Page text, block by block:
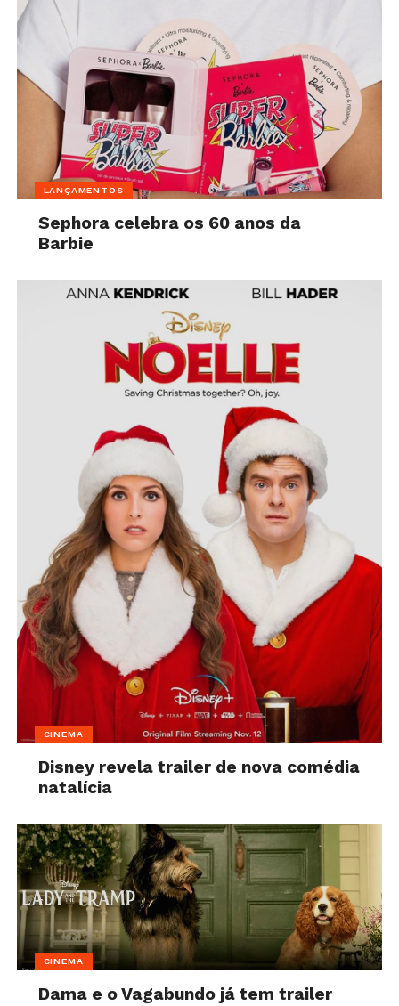
LANÇAMENTOS
Sephora celebra os 60 anos da
Barbie
CINEMA
Disney revela trailer de nova comédia
natalícia
CINEMA
Dama e o Vagabundo já tem trailer